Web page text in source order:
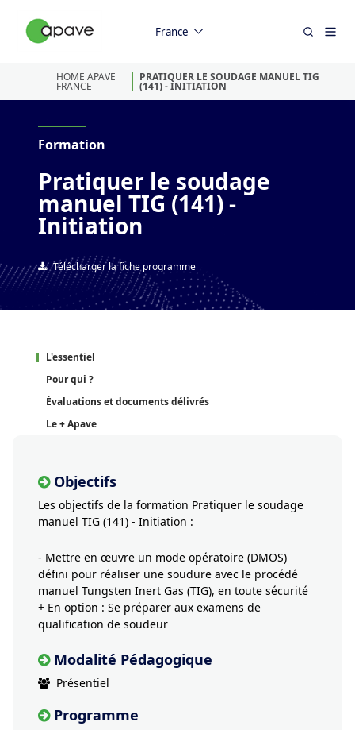
France
HOME APAVE
FRANCE
PRATIQUER LE SOUDAGE MANUEL TIG
(141) - INITIATION
Formation
Pratiquer le soudage
manuel TIG (141) -
Initiation
Télécharger la fiche programme
L'essentiel
Pour qui ?
Évaluations et documents délivrés
Le + Apave
Objectifs
Les objectifs de la formation Pratiquer le soudage
manuel TIG (141) - Initiation :
- Mettre en œuvre un mode opératoire (DMOS)
défini pour réaliser une soudure avec le procédé
manuel Tungsten Inert Gas (TIG), en toute sécurité
+ En option : Se préparer aux examens de
qualification de soudeur
Modalité Pédagogique
Présentiel
Programme